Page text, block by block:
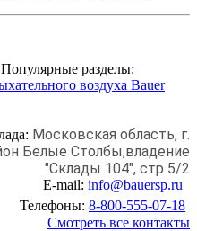
разделы:
воздуха Bauer
Московская область, г.
Белые Столбы,владение
"Склады 104", стр 5/2
E-mail: info@bauersp.ru
Телефоны: 8-800-555-07-18
Смотреть все контакты